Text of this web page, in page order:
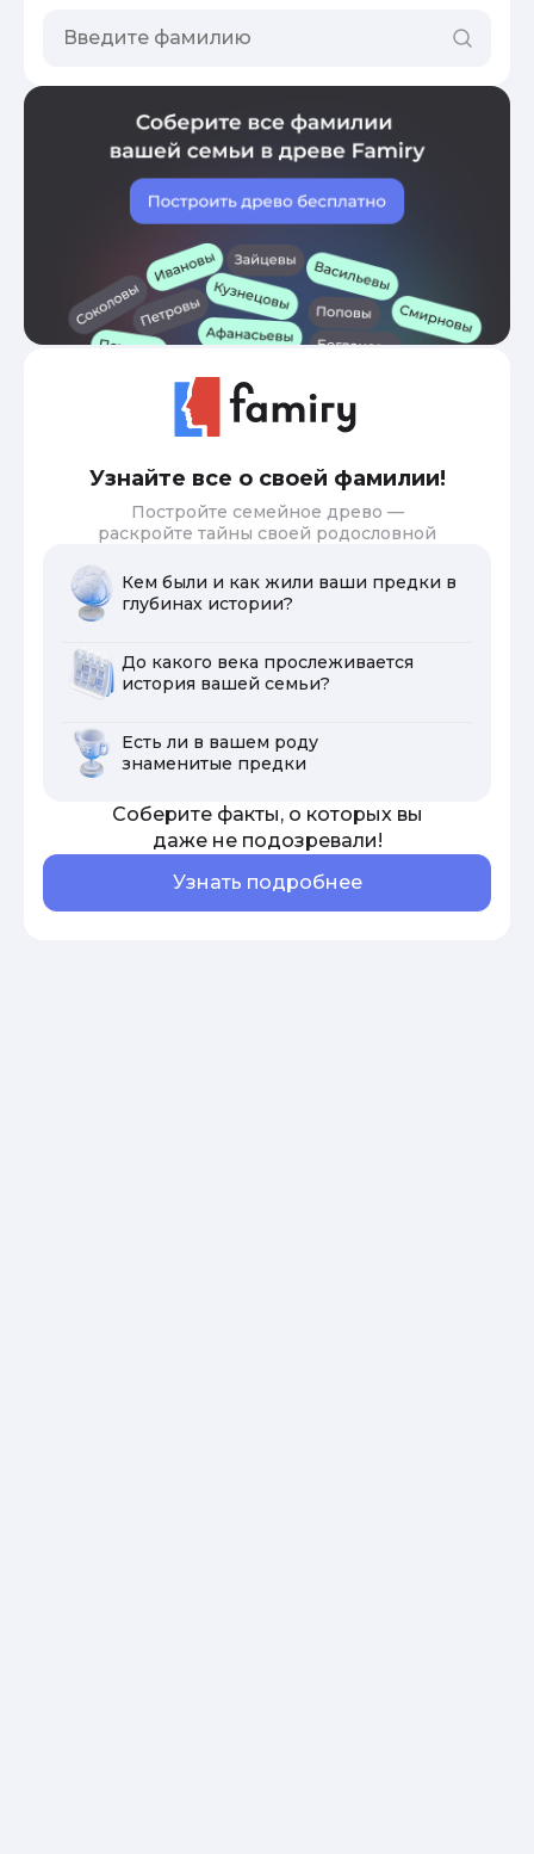
Узнайте все о своей фамилии!
Постройте семейное древо —
раскройте тайны своей родословной
Кем были и как жили ваши предки в
глубинах истории?
До какого века прослеживается
история вашей семьи?
Есть ли в вашем роду
знаменитые предки
Соберите факты, о которых вы
даже не подозревали!
Узнать подробнее